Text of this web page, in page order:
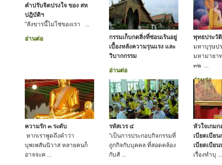
คำปรับจิตปรงใจ ของ สห
ปฎิบัติฯ
"สังขารนี้ไม่ใช่ของเรา ...
อ่านต่อ
กรรมเก็บกดสิ่งที่ซ่อนเร้นอยู่
เบื้องหลังความรุนแรง และ
วิบากกรรม
อ่านต่อ
พุทธประวัติ
มหาบุรุษป
มหามายา
๓๒ ...
อ่านต่อ
ความรัก ๓ ระดับ
หากเราพูดถึงคำว่า
บุพเพสันนิวาส หลายคนก็
อาจจะค ...
รหัสเวร ๔
”เป็นการประกอบกิจกรรมที่
ถูกกิจกับบุคคล ที่สอดคล้อง
กับสั ...
หัวใจเกมก
เบียดเบีย
เบียดเบีย
เรื่องทำบุ ...